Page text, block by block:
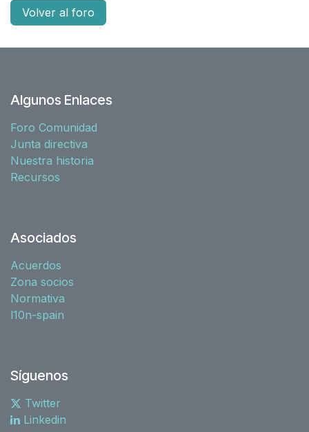
Volver al foro
Algunos Enlaces
Foro Comunidad
Junta directiva
Nuestra historia
Recursos
Asociados
Acuerdos
Zona socios
Normativa
l10n-spain
Síguenos
Twitter
Linkedin